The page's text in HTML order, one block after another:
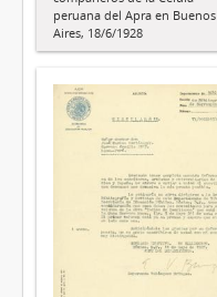
peruana del Apra en Buenos
Aires, 18/6/1928